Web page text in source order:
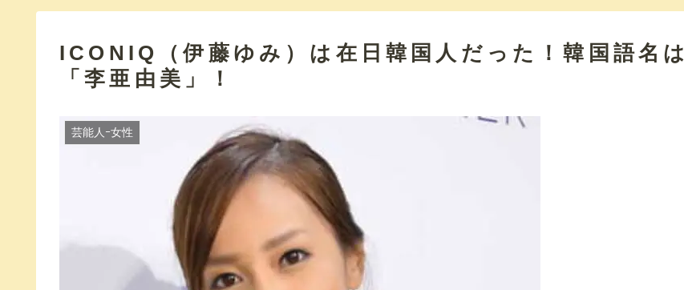
ICONIQ（伊藤ゆみ）は在日韓国人だった！韓国語名は
「李亜由美」！
芸能人ｰ女性